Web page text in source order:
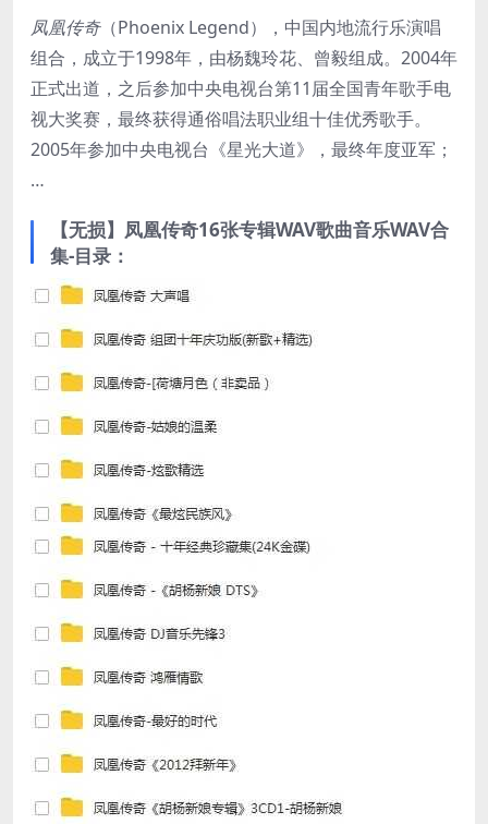
凤凰传奇（Phoenix Legend），中国内地流行乐演唱
组合，成立于1998年，由杨魏玲花、曾毅组成。2004年
正式出道，之后参加中央电视台第11届全国青年歌手电
视大奖赛，最终获得通俗唱法职业组十佳优秀歌手。
2005年参加中央电视台《星光大道》，最终年度亚军；
…
【无损】凤凰传奇16张专辑WAV歌曲音乐WAV合
集-目录：